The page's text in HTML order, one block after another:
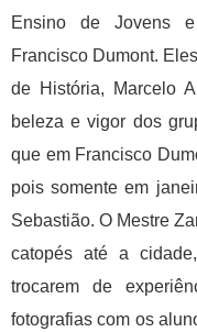
Ensino de Jovens
Francisco Dumont.
de História, Marcelo
beleza e vigor dos
que em Francisco
pois somente em
Sebastião. O Mestre
catopés até a
trocarem de
fotografias com os